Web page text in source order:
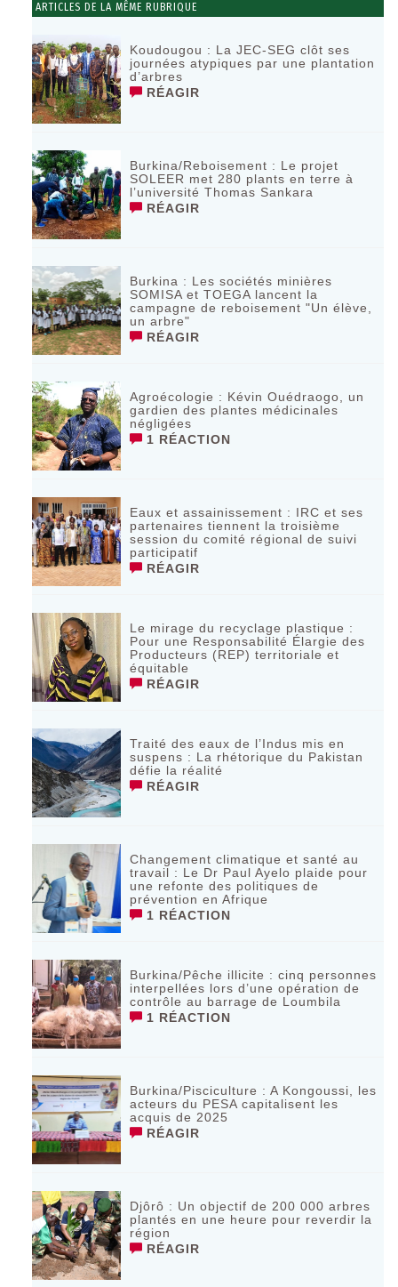
ARTICLES DE LA MÊME RUBRIQUE
Koudougou : La JEC-SEG clôt ses
journées atypiques par une plantation
d’arbres
RÉAGIR
Burkina/Reboisement : Le projet
SOLEER met 280 plants en terre à
l’université Thomas Sankara
RÉAGIR
Burkina : Les sociétés minières
SOMISA et TOEGA lancent la
campagne de reboisement "Un élève,
un arbre"
RÉAGIR
Agroécologie : Kévin Ouédraogo, un
gardien des plantes médicinales
négligées
1 RÉACTION
Eaux et assainissement : IRC et ses
partenaires tiennent la troisième
session du comité régional de suivi
participatif
RÉAGIR
Le mirage du recyclage plastique :
Pour une Responsabilité Élargie des
Producteurs (REP) territoriale et
équitable
RÉAGIR
Traité des eaux de l’Indus mis en
suspens : La rhétorique du Pakistan
défie la réalité
RÉAGIR
Changement climatique et santé au
travail : Le Dr Paul Ayelo plaide pour
une refonte des politiques de
prévention en Afrique
1 RÉACTION
Burkina/Pêche illicite : cinq personnes
interpellées lors d’une opération de
contrôle au barrage de Loumbila
1 RÉACTION
Burkina/Pisciculture : A Kongoussi, les
acteurs du PESA capitalisent les
acquis de 2025
RÉAGIR
Djôrô : Un objectif de 200 000 arbres
plantés en une heure pour reverdir la
région
RÉAGIR